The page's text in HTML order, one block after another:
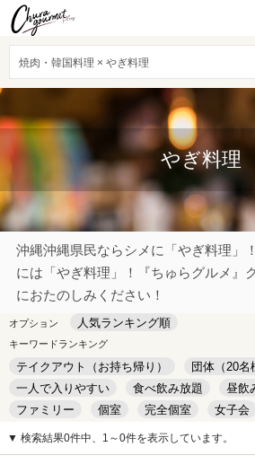
焼肉・韓国料理 × やぎ料理
やぎ料理
沖縄沖縄県民ならシメに「やぎ料理」
には「やぎ料理」！『ちゅらグルメ』
におたのしみください！
オプション 人気ランキング順
キーワードランキング
テイクアウト（お持ち帰り）
団体（20名
一人で入りやすい
食べ飲み放題 昼飲
ファミリー
個室 完全個室 女子会
キッズルーム
安い デート
▼ 検索結果0件中、1～0件を表示しています。